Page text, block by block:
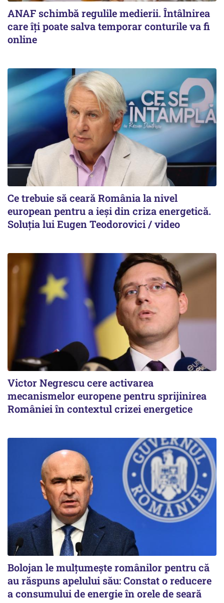
ANAF schimbă regulile medierii. Întâlnirea
care îți poate salva temporar conturile va fi
online
Ce trebuie să ceară România la nivel
european pentru a ieși din criza energetică.
Soluția lui Eugen Teodorovici / video
Victor Negrescu cere activarea
mecanismelor europene pentru sprijinirea
României în contextul crizei energetice
Bolojan le mulțumește românilor pentru că
au răspuns apelului său: Constat o reducere
a consumului de energie în orele de seară